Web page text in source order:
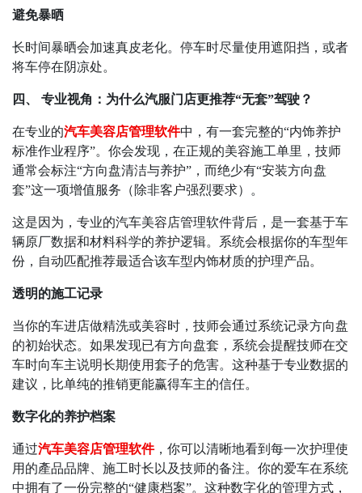
避免暴晒
长时间暴晒会加速真皮老化。停车时尽量使用遮阳挡，或者
将车停在阴凉处。
四、 专业视角：为什么汽服门店更推荐“无套”驾驶？
在专业的汽车美容店管理软件中，有一套完整的“内饰养护
标准作业程序”。你会发现，在正规的美容施工单里，技师
通常会标注“方向盘清洁与养护” ，而绝少有“安装方向盘
套”这一项增值服务（除非客户强烈要求）。
这是因为，专业的汽车美容店管理软件背后，是一套基于车
辆原厂数据和材料科学的养护逻辑。系统会根据你的车型年
份，自动匹配推荐最适合该车型内饰材质的护理产品。
透明的施工记录
当你的车进店做精洗或美容时，技师会通过系统记录方向盘
的初始状态。如果发现已有方向盘套，系统会提醒技师在交
车时向车主说明长期使用套子的危害。这种基于专业数据的
建议，比单纯的推销更能赢得车主的信任。
数字化的养护档案
通过汽车美容店管理软件，你可以清晰地看到每一次护理使
用的產品品牌、施工时长以及技师的备注。你的爱车在系统
中拥有了一份完整的“健康档案”。这种数字化的管理方式，